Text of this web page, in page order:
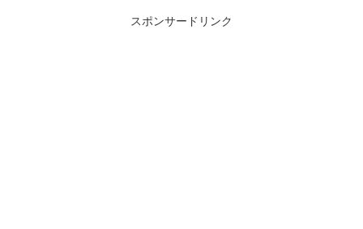
スポンサードリンク